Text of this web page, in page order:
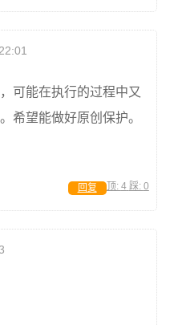
可能在执行的过程中又
希望能做好原创保护。
顶: 4 踩: 0
回复